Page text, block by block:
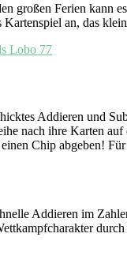
großen Ferien kann
an, das
Addieren und
nach ihre Karten
Chip abgeben!
Addieren im